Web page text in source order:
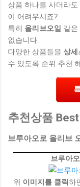
상품 하나를 사더라
이 어려우시죠?
특히 올리브오일 같은
없습니다.
다양한 상품들을 상세
수 있도록 순위 추천
추천상품 Best
브루아오로 올리브
브루아
위 이미지를 클릭하